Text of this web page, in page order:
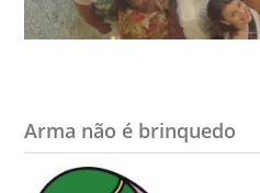
Arma não é brinquedo